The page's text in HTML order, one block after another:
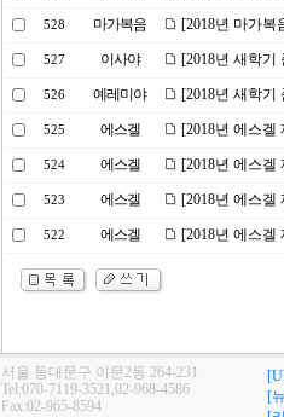
528 마가복음 [2018년 마가복
527 이사야 [2018년 새학기
526 예레미야 [2018년 새학기
525 에스겔 [2018년 에스겔
524 에스겔 [2018년 에스겔
523 에스겔 [2018년 에스겔
522 에스겔 [2018년 에스겔
서울 동대문구 이문2동 264-231
Tel:070-7119-3521,02-968-4586
Fax:02-965-8594
[